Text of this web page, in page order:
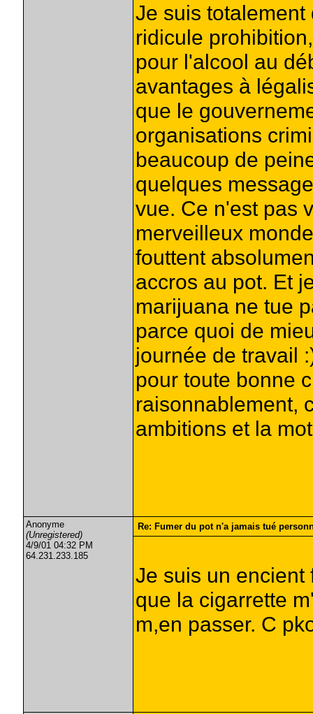
Je suis
ridicule
pour l'alcool au
avantages à
que le
organisations
beaucoup de
quelques
vue. Ce n'est pas
merveilleux
fouttent
accros au pot. Et
marijuana ne tue
parce quoi de
journée de travail
pour toute bonne
raisonnablement,
ambitions et la
Anonyme
(Unregistered)
4/9/01 04:32 PM
64.231.233.185
Re: Fumer du pot n'a jamais tué
Je suis un encient
que la cigarrette
m,en passer. C